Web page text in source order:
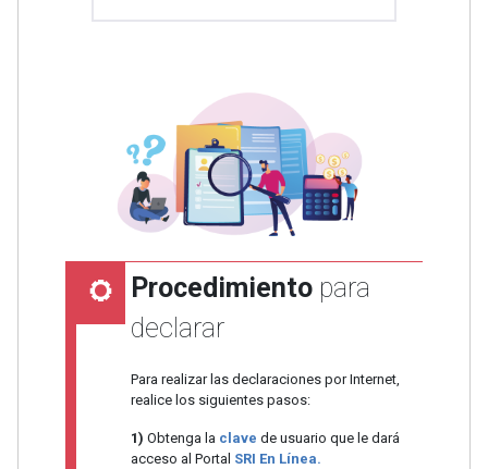
Procedimientopara
declarar
Para realizar las declaraciones por Internet,
realice los siguientes pasos:
1) Obtenga la clave de usuario que le dará
acceso al Portal SRI En Línea.